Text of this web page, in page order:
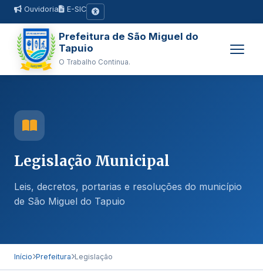
Ouvidoria E-SIC
Prefeitura de São Miguel do
Tapuio
O Trabalho Continua.
Legislação Municipal
Leis, decretos, portarias e resoluções do município
de São Miguel do Tapuio
Início Prefeitura Legislação